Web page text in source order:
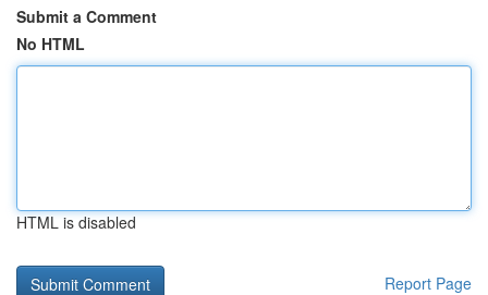
Submit a Comment
No HTML
HTML is disabled
Report Page